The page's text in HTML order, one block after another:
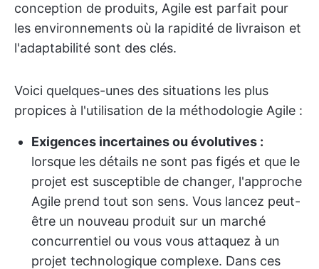
conception de produits, Agile est parfait pour
les environnements où la rapidité de livraison et
l'adaptabilité sont des clés.
Voici quelques-unes des situations les plus
propices à l'utilisation de la méthodologie Agile :
Exigences incertaines ou évolutives :
lorsque les détails ne sont pas figés et que le
projet est susceptible de changer, l'approche
Agile prend tout son sens. Vous lancez peut-
être un nouveau produit sur un marché
concurrentiel ou vous vous attaquez à un
projet technologique complexe. Dans ces